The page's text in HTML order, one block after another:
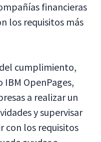
financieras
los requisitos más
cumplimiento,
OpenPages,
a realizar un
y supervisar
con los requisitos